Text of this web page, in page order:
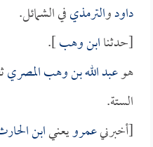
داودوالترمذيفي الشمائل.
[حدثناابن وهب].
هوعبد الله بن وهب المصري
الستة.
[أخبرنيعمرويعنيابن